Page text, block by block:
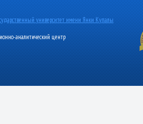
университет имени Янки Купалы
аналитический центр